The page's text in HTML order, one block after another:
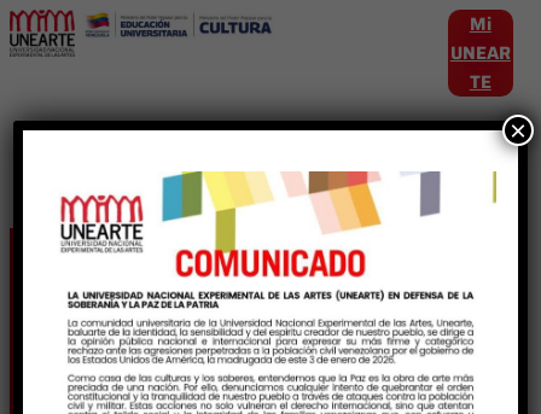
Mi
UNEAR
TE
Etiqueta:
PropositoPedagogico
×